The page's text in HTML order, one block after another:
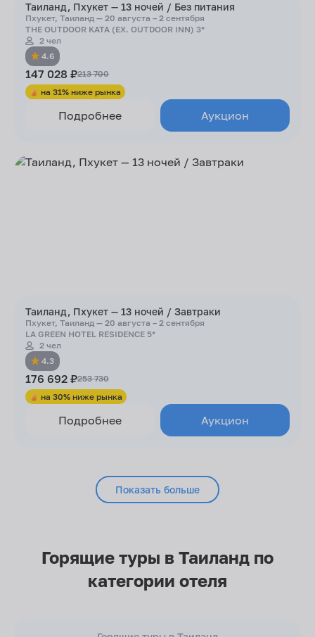
Таиланд, Пхукет — 13 ночей / Без питания
Пхукет, Таиланд — 20 августа – 2 сентября
THE OUTDOOR KATA (EX. OUTDOOR INN) 3*
2 чел
4.6
147 028 ₽213 700
на 31% ниже рынка
Подробнее Аукцион
Таиланд, Пхукет — 13 ночей / Завтраки
Пхукет, Таиланд — 20 августа – 2 сентября
LA GREEN HOTEL RESIDENCE 5*
2 чел
4.3
176 692 ₽253 730
на 30% ниже рынка
Подробнее Аукцион
Показать больше
Горящие туры в Таиланд по
категории отеля